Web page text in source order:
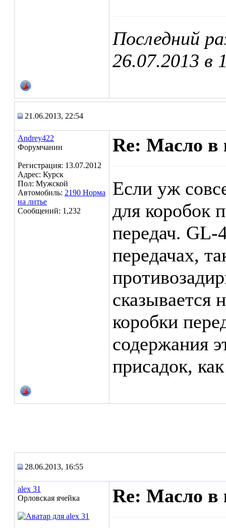
Последний
26.07.2013 в
21.06.2013, 22:54
Andrey422
Форумчанин
Регистрация: 13.07.2012
Адрес: Курск
Пол: Мужской
Автомобиль: 2190 Норма
на литье
Сообщений: 1,232
Re: Масло в
Если уж
для коробок
передач.
передачах,
сказывается
коробки
содержания
присадок,
28.06.2013, 16:55
alex 31
Орловская ячейка
Re: Масло в